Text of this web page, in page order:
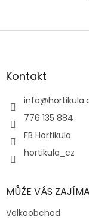
Z
aKontakt
info@
776 135 884
FB Hortikula
hortikula_cz
MŮŽE VÁS
Velkoobchod